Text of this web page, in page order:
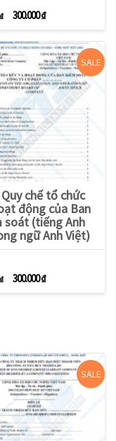
₫ Giá gốc là: 400.000 ₫.
300.000₫
chế tổ chức
động của Ban
soát (tiếng Anh
ngữ Anh Việt)
₫ Giá gốc là: 399.000 ₫.
300.000₫
SALE
SALE